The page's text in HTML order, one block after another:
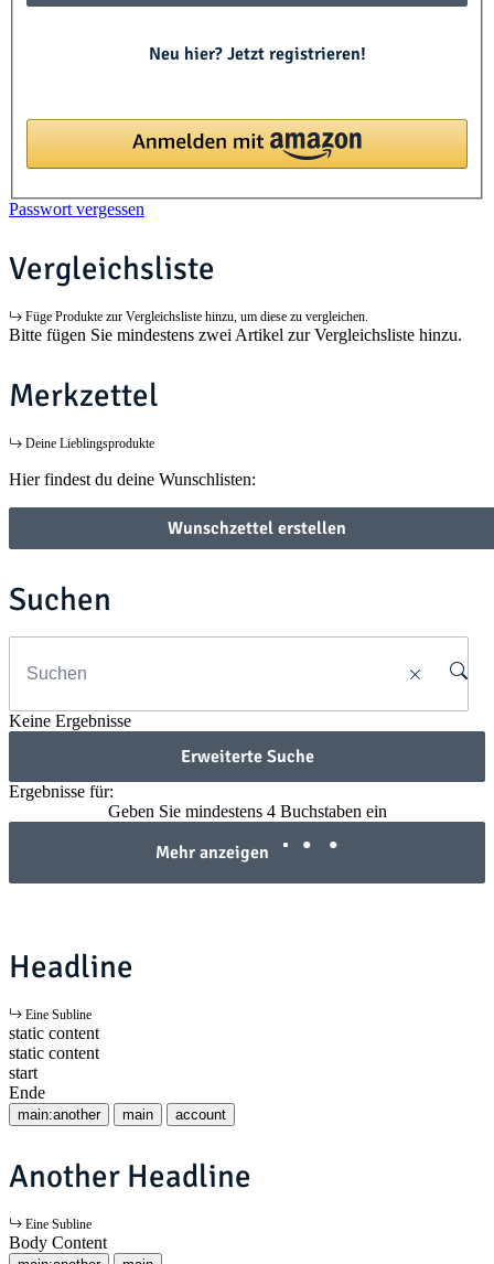
Neu hier? Jetzt registrieren!
Passwort vergessen
Vergleichsliste
Füge Produkte zur Vergleichsliste hinzu, um diese zu vergleichen.
Bitte fügen Sie mindestens zwei Artikel zur Vergleichsliste hinzu.
Merkzettel
Deine Lieblingsprodukte
Hier findest du deine Wunschlisten:
Wunschzettel erstellen
Suchen
Keine Ergebnisse
Erweiterte Suche
Ergebnisse für:
Geben Sie mindestens 4 Buchstaben ein
Mehr anzeigen
Headline
Eine Subline
static content
static content
start
Ende
main:another main account
Another Headline
Eine Subline
Body Content